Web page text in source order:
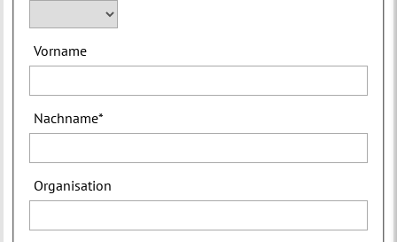
Vorname
Nachname*
Organisation